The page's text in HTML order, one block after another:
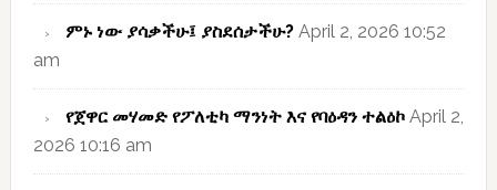
ምኑ ነው ያሳቃችሁ፤ ያስደሰታችሁ? April 2, 2026 10:52
am
የጀዋር መሃመድ የፖለቲካ ማንነት እና የባዕዳን ተልዕኮ April 2,
2026 10:16 am